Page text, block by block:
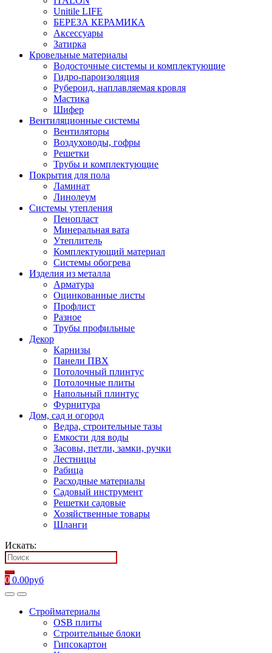
Unitile LIFE
БЕРЕЗА КЕРАМИКА
Аксессуары
Затирка
Кровельные материалы
Водосточные системы и комплектующие
Гидро-пароизоляция
Рубероид, наплавляемая кровля
Мастика
Шифер
Вентиляционные системы
Вентиляторы
Воздуховоды, гофры
Решетки
Трубы и комплектующие
Покрытия для пола
Ламинат
Линолеум
Системы утепления
Пенопласт
Минеральная вата
Утеплитель
Комплектующий материал
Системы обогрева
Изделия из металла
Арматура
Оцинкованные листы
Профлист
Разное
Трубы профильные
Декор
Карнизы
Панели ПВХ
Потолочный плинтус
Потолочные плиты
Напольный плинтус
Фурнитура
Дом, сад и огород
Ведра, строительные тазы
Емкости для воды
Засовы, петли, замки, ручки
Лестницы
Рабица
Расходные материалы
Садовый инструмент
Решетки садовые
Хозяйственные товары
Шланги
Искать:
0 0.00руб
Стройматериалы
OSB плиты
Строительные блоки
Гипсокартон